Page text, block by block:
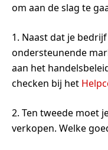
om aan de slag te
1. Naast dat je
ondersteunende
aan het
checken bij het
2. Ten tweede moet
verkopen. Welke